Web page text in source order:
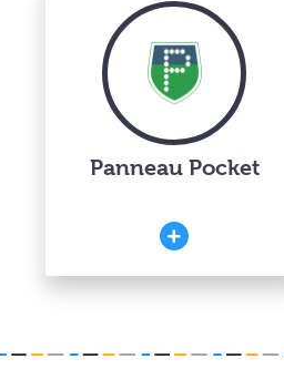
Panneau Pocket